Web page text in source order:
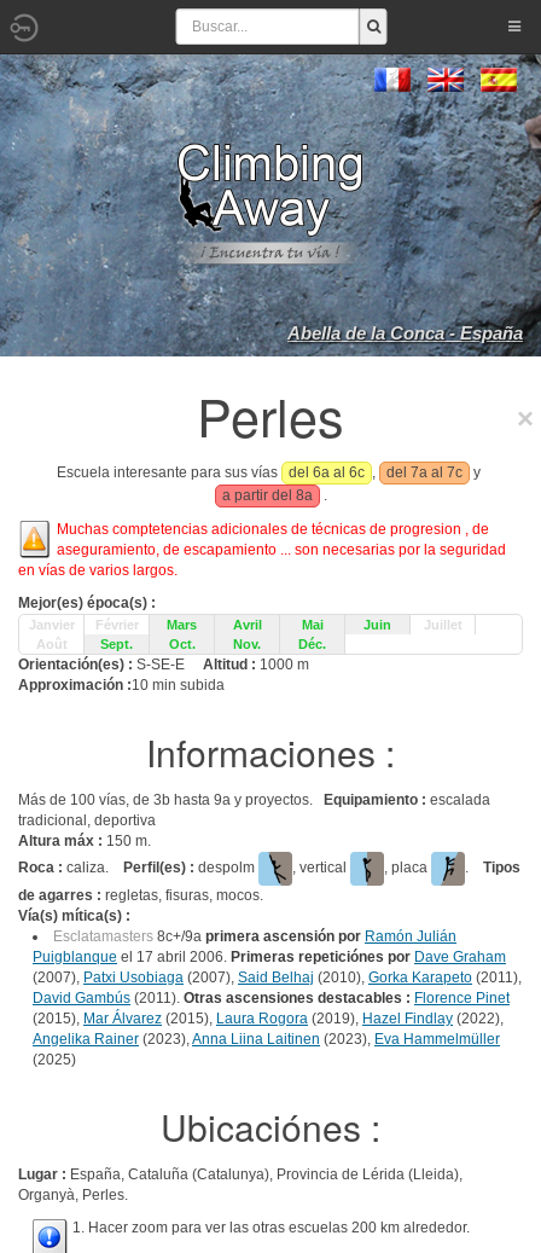
Abella de la Conca - España
Perles
Escuela interesante para sus vías del 6a al 6c , del 7a al 7c
y
a partir del 8a
.
Muchas comptetencias adicionales de técnicas de progresion , de
aseguramiento, de escapamiento ... son necesarias por la seguridad
en vías de varios largos.
Mejor(es) época(s) :
Janvier Février Mars Avril Mai Juin
Juillet
Août
Sept. Oct. Nov. Déc.
Orientación(es) : S-SE-E Altitud : 1000 m
Approximación :10 min subida
Informaciones :
Más de 100 vías, de 3b hasta 9a y proyectos. Equipamiento : escalada
tradicional, deportiva
Altura máx : 150 m.
Roca : caliza. Perfil(es) : despolm , vertical , placa . Tipos
de agarres : regletas, fisuras, mocos.
Vía(s) mítica(s) :
Esclatamasters 8c+/9a primera ascensión por Ramón Julián
Puigblanque el 17 abril 2006. Primeras repeticiónes por Dave Graham
(2007), Patxi Usobiaga (2007), Said Belhaj (2010), Gorka Karapeto (2011),
David Gambús (2011). Otras ascensiones destacables : Florence Pinet
(2015), Mar Álvarez (2015), Laura Rogora (2019), Hazel Findlay (2022),
Angelika Rainer (2023),Anna Liina Laitinen (2023), Eva Hammelmüller
(2025)
Ubicaciónes :
Lugar : España, Cataluña (Catalunya), Provincia de Lérida (Lleida),
Organyà, Perles.
1. Hacer zoom para ver las otras escuelas 200 km alrededor.